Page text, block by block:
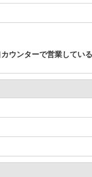
ウンターで営業している